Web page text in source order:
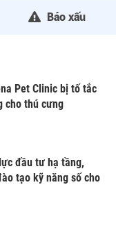
Báo xấu
Pet Clinic bị tố tắc
cho thú cưng
đầu tư hạ tầng,
tạo kỹ năng số cho